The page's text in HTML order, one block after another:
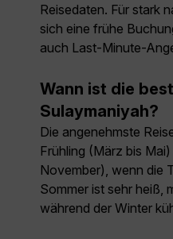
Reisedaten. Für stark
sich eine frühe
auch Last-Minute-
Wann ist die
Sulaymaniyah?
Die angenehmste
Frühling (März bis
November), wenn die
Sommer ist sehr heiß,
während der Winter